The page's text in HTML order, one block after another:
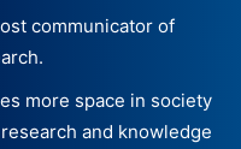
communicator of
more space in society
and knowledge